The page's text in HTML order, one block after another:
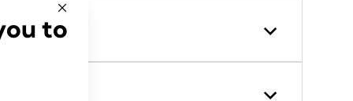
to